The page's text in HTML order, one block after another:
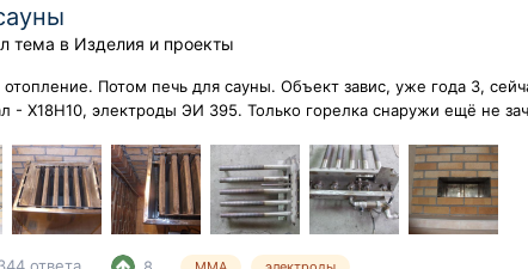
тема в Изделия и проекты
Потом печь для сауны. Объект завис, уже года 3,
- Х18Н10, электроды ЭИ 395. Только горелка снаружи ещё не